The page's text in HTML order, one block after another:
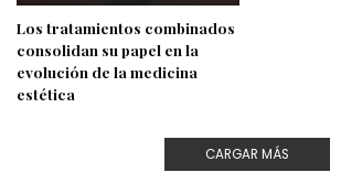
Los tratamientos combinados
consolidan su papel en la
evolución de la medicina
estética
CARGAR MÁS